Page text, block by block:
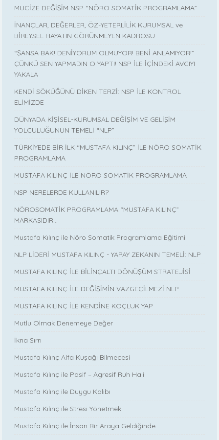
MUCİZE DEĞİŞİM NSP “NÖRO SOMATİK PROGRAMLAMA”
İNANÇLAR, DEĞERLER, ÖZ-YETERLİLİK KURUMSAL ve
BİREYSEL HAYATIN GÖRÜNMEYEN KADROSU
“ŞANSA BAK! DENİYORUM OLMUYOR! BENİ ANLAMIYOR!”
ÇÜNKÜ SEN YAPMADIN O YAPTI! NSP İLE İÇİNDEKİ AVCIYI
YAKALA
KENDİ SÖKÜĞÜNÜ DİKEN TERZİ: NSP İLE KONTROL
ELİMİZDE
DÜNYADA KİŞİSEL-KURUMSAL DEĞİŞİM VE GELİŞİM
YOLCULUĞUNUN TEMELİ “NLP”
TÜRKİYEDE BİR İLK “MUSTAFA KILINÇ” İLE NÖRO SOMATİK
PROGRAMLAMA
MUSTAFA KILINÇ İLE NÖRO SOMATİK PROGRAMLAMA
NSP NERELERDE KULLANILIR?
NÖROSOMATİK PROGRAMLAMA “MUSTAFA KILINÇ”
MARKASIDIR…
Mustafa Kılınç ile Nöro Somatik Programlama Eğitimi
NLP LİDERİ MUSTAFA KILINÇ - YAPAY ZEKANIN TEMELİ: NLP
MUSTAFA KILINÇ İLE BİLİNÇALTI DÖNÜŞÜM STRATEJİSİ
MUSTAFA KILINÇ İLE DEĞİŞİMİN VAZGEÇİLMEZİ NLP
MUSTAFA KILINÇ İLE KENDİNE KOÇLUK YAP
Mutlu Olmak Denemeye Değer
İkna Sırrı
Mustafa Kılınç Alfa Kuşağı Bilmecesi
Mustafa Kılınç ile Pasif – Agresif Ruh Hali
Mustafa Kılınç ile Duygu Kalıbı
Mustafa Kılınç ile Stresi Yönetmek
Mustafa Kılınç ile İnsan Bir Araya Geldiğinde